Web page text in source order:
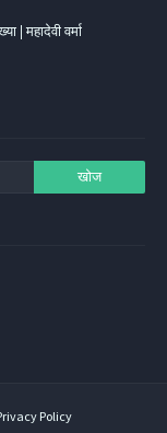
| महादेवी वर्मा
Policy